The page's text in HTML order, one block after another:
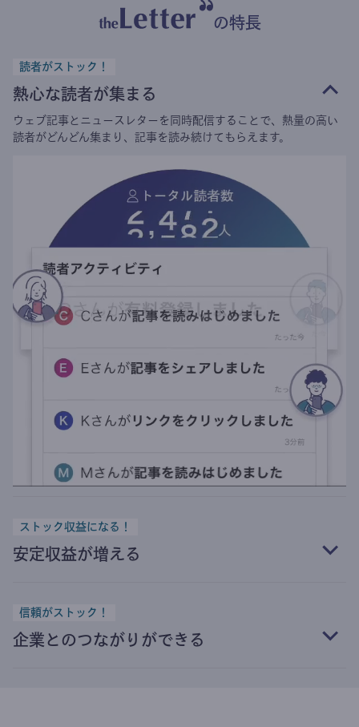
の特長
読者がストック！
熱心な読者が集まる
ウェブ記事とニュースレターを同時配信することで、熱量の高い
読者がどんどん集まり、記事を読み続けてもらえます。
ストック収益になる！
安定収益が増える
信頼がストック！
企業とのつながりができる